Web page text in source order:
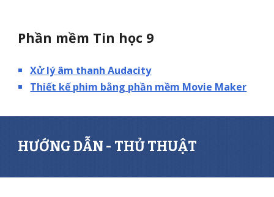
Phần mềm Tin học 9
Xử lý âm thanh Audacity
Thiết kế phim bằng phần mềm Movie Maker
HƯỚNG DẪN - THỦ THUẬT